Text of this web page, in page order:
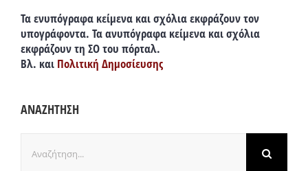
Τα ενυπόγραφα κείμενα και σχόλια εκφράζουν τον
υπογράφοντα. Τα ανυπόγραφα κείμενα και σχόλια
εκφράζουν τη ΣΟ του πόρταλ.
Βλ. και Πολιτική Δημοσίευσης
ΑΝΑΖΗΤΗΣΗ
για: